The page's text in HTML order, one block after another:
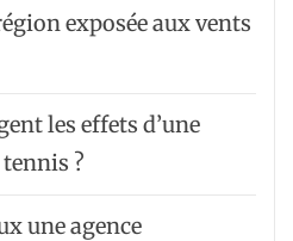
exposée aux vents
les effets d’une
?
une agence